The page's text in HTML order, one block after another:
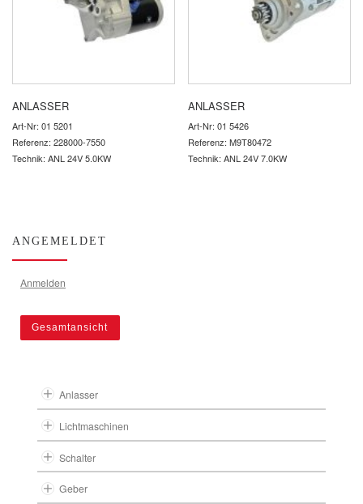
ANLASSER
Art-Nr: 01 5201
Referenz: 228000-7550
Technik: ANL 24V 5.0KW
ANLASSER
Art-Nr: 01 5426
Referenz: M9T80472
Technik: ANL 24V 7.0KW
ANGEMELDET
Anmelden
Gesamtansicht
Anlasser
Lichtmaschinen
Schalter
Geber